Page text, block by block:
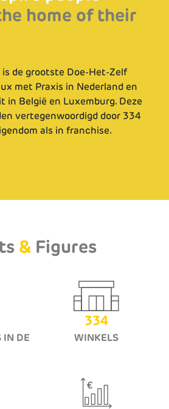
home of their
is de grootste Doe-Het-Zelf
met Praxis in Nederland en
in België en Luxemburg. Deze
vertegenwoordigd door 334
als in franchise.
home of their
is de grootste Doe-Het-Zelf
met Praxis in Nederland en
in België en Luxemburg. Deze
vertegenwoordigd door 334
als in franchise.
&Figures
IN DE
334
WINKELS